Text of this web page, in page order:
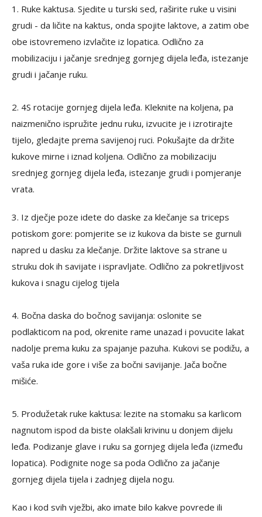
1. Ruke kaktusa. Sjedite u turski sed, raširite ruke u visini
grudi - da ličite na kaktus, onda spojite laktove, a zatim obe
obe istovremeno izvlačite iz lopatica. Odlično za
mobilizaciju i jačanje srednjeg gornjeg dijela leđa, istezanje
grudi i jačanje ruku. ⁠
2. 4S rotacije gornjeg dijela leđa. Kleknite na koljena, pa
naizmenično ispružite jednu ruku, izvucite je i izrotirajte
tijelo, gledajte prema savijenoj ruci. Pokušajte da držite
kukove mirne i iznad koljena. Odlično za mobilizaciju
srednjeg gornjeg dijela leđa, istezanje grudi i pomjeranje
vrata. ⁠
3. Iz dječje poze idete do daske za klečanje sa triceps
potiskom gore: pomjerite se iz kukova da biste se gurnuli
napred u dasku za klečanje. Držite laktove sa strane u
struku dok ih savijate i ispravljate. Odlično za pokretljivost
kukova i snagu cijelog tijela
4. Bočna daska do bočnog savijanja: oslonite se
podlakticom na pod, okrenite rame unazad i povucite lakat
nadolje prema kuku za spajanje pazuha. Kukovi se podižu, a
vaša ruka ide gore i više za bočni savijanje. Jača bočne
mišiće. ⁠
5. Produžetak ruke kaktusa: lezite na stomaku sa karlicom
nagnutom ispod da biste olakšali krivinu u donjem dijelu
leđa. Podizanje glave i ruku sa gornjeg dijela leđa (između
lopatica). Podignite noge sa poda Odlično za jačanje
gornjeg dijela tijela i zadnjeg dijela nogu. ⁠
Kao i kod svih vježbi, ako imate bilo kakve povrede ili